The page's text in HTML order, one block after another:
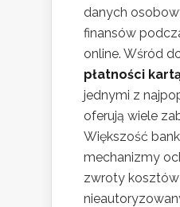
danych
finansów
online. Wśród
płatności
jednymi z
oferują wiele
Większość
mechanizmy
zwroty